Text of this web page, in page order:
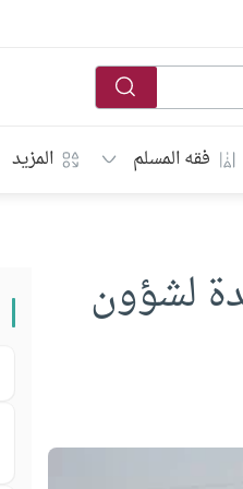
فقه المسلم المزيد
لشؤون